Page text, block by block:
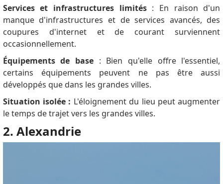
Services et infrastructures limités: En raison d'un
manque d'infrastructures et de services avancés, des
coupures d'internet et de courant surviennent
occasionnellement.
Équipements de base : Bien qu'elle offre l'essentiel,
certains équipements peuvent ne pas être aussi
développés que dans les grandes villes.
Situation isolée : L'éloignement du lieu peut augmenter
le temps de trajet vers les grandes villes.
2. Alexandrie